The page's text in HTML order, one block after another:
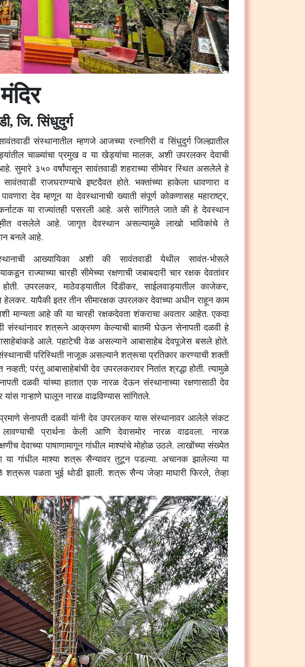
जि. सिंधुदुर्ग
सावंतवाडी संस्थानातील म्हणजे आजच्या रत्नागिरी व सिंधुदुर्ग जिल्ह्यातील
चाळ्यांचा प्रमुख व या खेड्यांचा मालक, अशी उपरलकर देवाची
सुमारे ३५० वर्षांपासून सावंतवाडी शहराच्या सीमेवर स्थित असलेले हे
राजघराण्याचे इष्टदैवत होते. भक्तांच्या हाकेला धावणारा व
देव म्हणून या देवस्थानाची ख्याती संपूर्ण कोकणासह महाराष्ट्र,
या राज्यांतही पसरली आहे. असे सांगितले जाते की हे देवस्थान
वसलेले आहे. जागृत देवस्थान असल्यामुळे लाखो भाविकांचे ते
बनले आहे.
आख्यायिका अशी की सावंतवाडी येथील सावंत-भोसले
राज्याच्या चारही सीमेच्या रक्षणाची जबाबदारी चार रक्षक देवतांवर
होती. उपरलकर, माठेवड्यातील दिंडीकर, साईलवाड्यातील काजेकर,
हेलकर. यापैकी इतर तीन सीमारक्षक उपरलकर देवाच्या अधीन राहून काम
मान्यता आहे की या चारही रक्षकदेवता शंकराचा अवतार आहेत. एकदा
संस्थांनावर शत्रूने आक्रमण केल्याची बातमी घेऊन सेनापती दळवी हे
आले. पहाटेची वेळ असल्याने आबासाहेब देवपूजेस बसले होते.
परिस्थिती नाजूक असल्याने शत्रूचा प्रतिकार करण्याची शक्ती
नव्हती; परंतु आबासाहेबांची देव उपरलकरावर नितांत श्रद्धा होती. त्यामुळे
दळवी यांच्या हातात एक नारळ देऊन संस्थानाच्या रक्षणासाठी देव
गाऱ्हाणे घालून नारळ वाढविण्यास सांगितले.
सेनापती दळवी यांनी देव उपरलकर यास संस्थानावर आलेले संकट
प्रार्थना केली आणि देवासमोर नारळ वाढवला. नारळ
देवाच्या पाषाणामागून गांधील माश्यांचे मोहोळ उठले. लाखोंच्या संख्येत
या गांधील माश्या शत्रू सैन्यावर तुटून पडल्या.अचानक झालेल्या या
शत्रूस पळता भुई थोडी झाली. शत्रू सैन्य जेव्हा माघारी फिरले, तेव्हा